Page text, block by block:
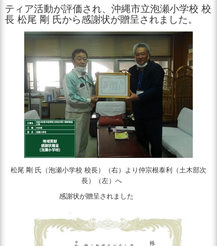
ティア活動が評価され、沖縄市立泡瀬小学校 校
長 松尾 剛 氏から感謝状が贈呈されました。
松尾 剛 氏（泡瀬小学校 校長）（右）より仲宗根泰利（土木部次
長）（左）へ
感謝状が贈呈されました